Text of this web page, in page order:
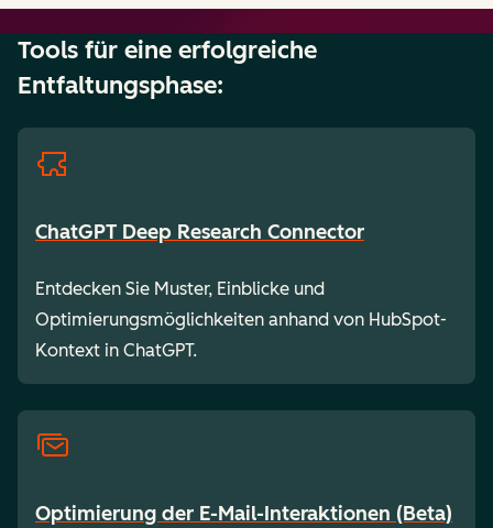
Tools für eine erfolgreiche
Entfaltungsphase:
ChatGPT Deep Research Connector
Entdecken Sie Muster, Einblicke und
Optimierungsmöglichkeiten anhand von HubSpot-
Kontext in ChatGPT.
Optimierung der E-Mail-Interaktionen (Beta)